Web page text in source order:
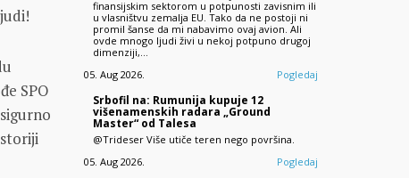
SPO
finansijskim sektorom u potpunosti zavisnim ili
u vlasništvu zemalja EU. Tako da ne postoji ni
promil šanse da mi nabavimo ovaj avion. Ali
ovde mnogo ljudi živi u nekoj potpuno drugoj
dimenziji,…
05. Aug 2026.
Pogledaj
Srbofil na: Rumunija kupuje 12
višenamenskih radara „Ground
Master“ od Talesa
@Trideser Više utiče teren nego površina.
05. Aug 2026.
Pogledaj